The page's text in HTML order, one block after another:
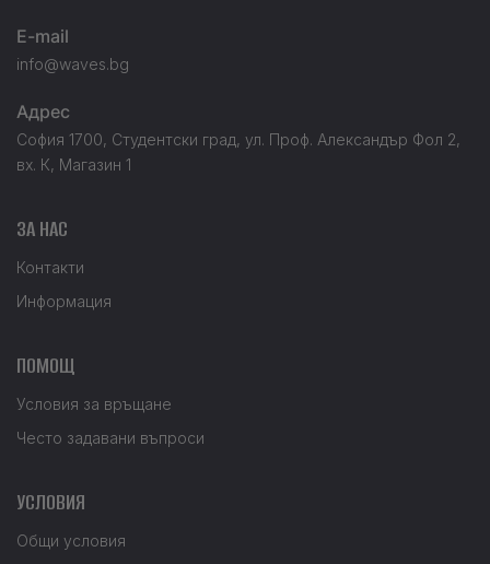
E-mail
info@waves.bg
Адрес
София 1700, Студентски град, ул. Проф. Александър Фол 2,
вх. К, Магазин 1
ЗА НАС
Контакти
Информация
ПОМОЩ
Условия за връщане
Често задавани въпроси
УСЛОВИЯ
Общи условия